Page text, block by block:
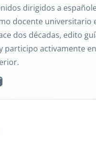
dirigidos a
docente universitario
dos décadas, edito
participo activamente